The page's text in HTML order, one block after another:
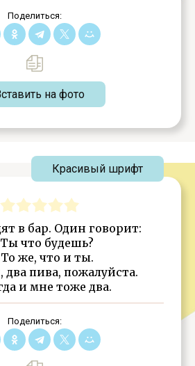
Поделиться:
на фото
в бар. Один говорит:
что будешь?
же, что и ты.
пива, пожалуйста.
и мне тоже два.
Поделиться:
Красивый шрифт